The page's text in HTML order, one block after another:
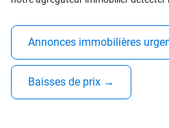
Annonces immobilières
Baisses de prix →